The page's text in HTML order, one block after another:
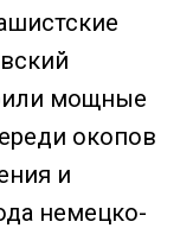
мощные
окопов
и
немецко-